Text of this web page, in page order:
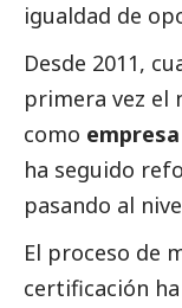
igualdad de
Desde 2011,
primera vez el
como
ha seguido
pasando al
El proceso de
certificación